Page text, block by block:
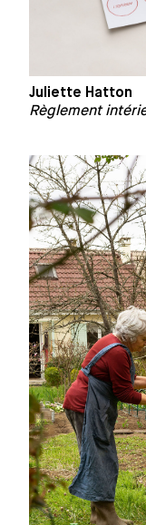
Juliette Hatton
Règlement